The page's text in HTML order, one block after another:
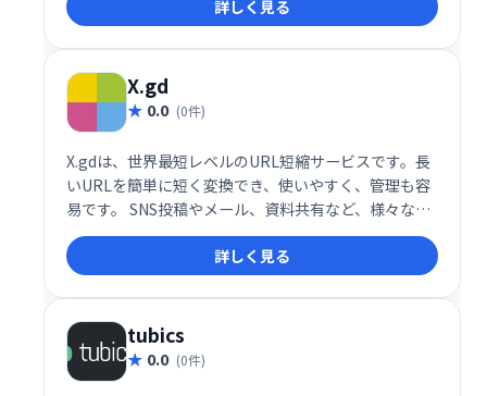
詳しく見る
X.gd
0.0 (0件)
X.gdは、世界最短レベルのURL短縮サービスです。長
いURLを簡単に短く変換でき、使いやすく、管理も容
易です。 SNS投稿やメール、資料共有など、様々な場
面でURLを短くすることで、見やすく、共有しやすく
なります。
詳しく見る
tubics
0.0 (0件)